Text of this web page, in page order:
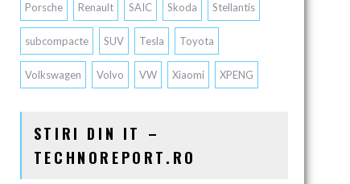
Porsche Renault SAIC Skoda Stellantis
subcompacte SUV Tesla Toyota
Volkswagen Volvo VW Xiaomi XPENG
STIRI DIN IT –
TECHNOREPORT.RO